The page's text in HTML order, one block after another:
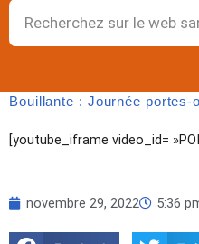
Rechercher
Bouillante : Journée
[youtube_iframe video_id=
novembre 29, 2022 5:36